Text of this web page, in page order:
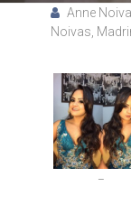
Anne
Noivas
–